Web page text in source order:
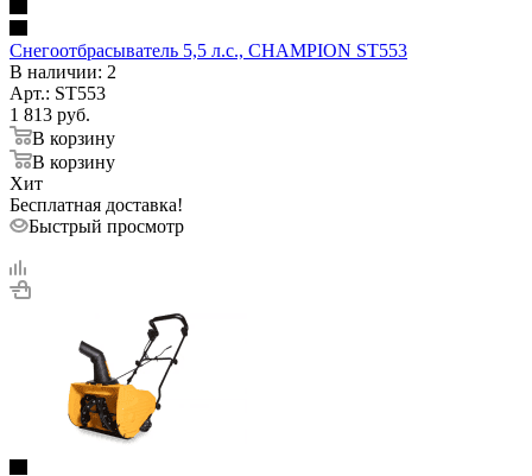
Снегоотбрасыватель 5,5 л.с., CHAMPION ST553
В наличии: 2
Арт.: ST553
1 813 руб.
В корзину
В корзину
Хит
Бесплатная доставка!
Быстрый просмотр